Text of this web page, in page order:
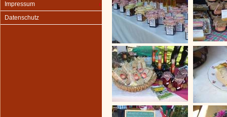
Impressum
Datenschutz